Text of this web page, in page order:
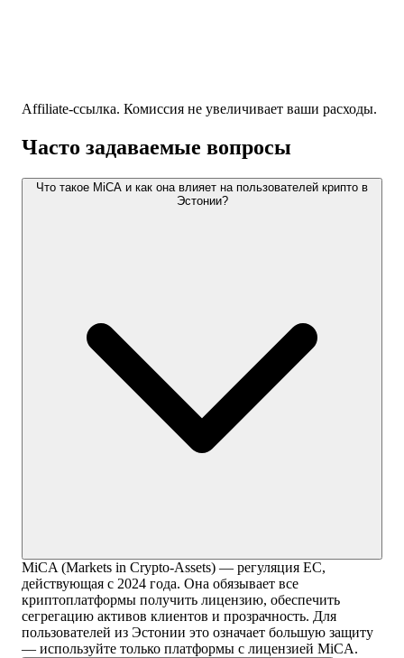
Affiliate-ссылка. Комиссия не увеличивает ваши расходы.
Часто задаваемые вопросы
Что такое MiCA и как она влияет на пользователей крипто в
Эстонии?
MiCA (Markets in Crypto-Assets) — регуляция ЕС,
действующая с 2024 года. Она обязывает все
криптоплатформы получить лицензию, обеспечить
сегрегацию активов клиентов и прозрачность. Для
пользователей из Эстонии это означает большую защиту
— используйте только платформы с лицензией MiCA.